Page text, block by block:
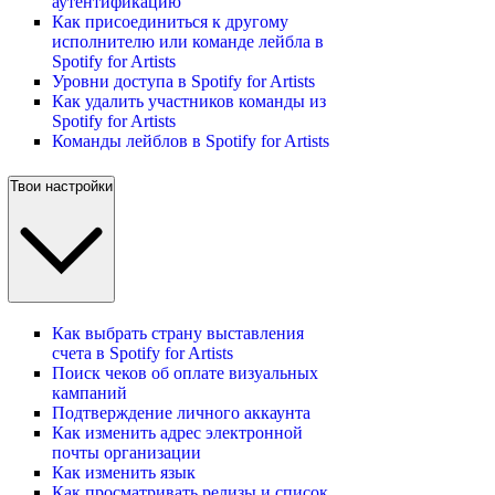
Как присоединиться к другому
исполнителю или команде лейбла в
Spotify for Artists
Уровни доступа в Spotify for Artists
Как удалить участников команды из
Spotify for Artists
Команды лейблов в Spotify for Artists
Твои настройки
Как выбрать страну выставления
счета в Spotify for Artists
Поиск чеков об оплате визуальных
кампаний
Подтверждение личного аккаунта
Как изменить адрес электронной
почты организации
Как изменить язык